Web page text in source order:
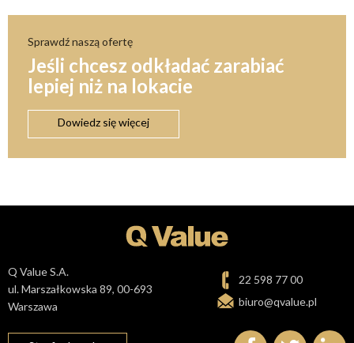
Sprawdź naszą ofertę
Jeśli chcesz odkładać zarabiać
lepiej niż na lokacie
Dowiedz się więcej
Q Value S.A.
ul. Marszałkowska 89, 00-693
Warszawa
22 598 77 00
biuro@qvalue.pl